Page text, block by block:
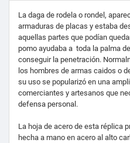
La daga de rodela o rondel,
armaduras de placas y estaba
aquellas partes que podían
pomo ayudaba a toda la palma
conseguir la penetración.
los hombres de armas caidos o
su uso se popularizó en una
comerciantes y artesanos que
defensa personal.
La hoja de acero de esta réplica
hecha a mano en acero al alto